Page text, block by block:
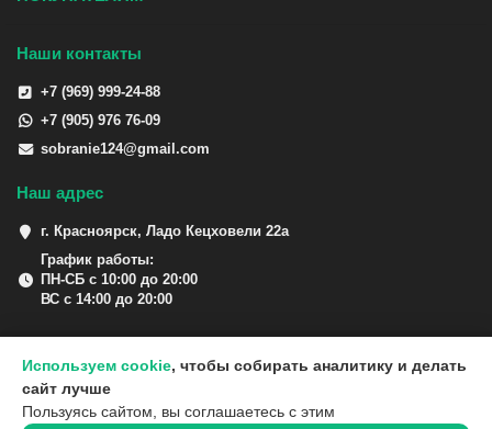
Наши контакты
+7 (969) 999-24-88
+7 (905) 976 76-09
sobranie124@gmail.com
Наш адрес
г. Красноярск, Ладо Кецховели 22а
График работы:
ПН-СБ с 10:00 до 20:00
ВС с 14:00 до 20:00
Используем cookie, чтобы собирать аналитику и делать
сайт лучше
Пользуясь сайтом, вы соглашаетесь с этим